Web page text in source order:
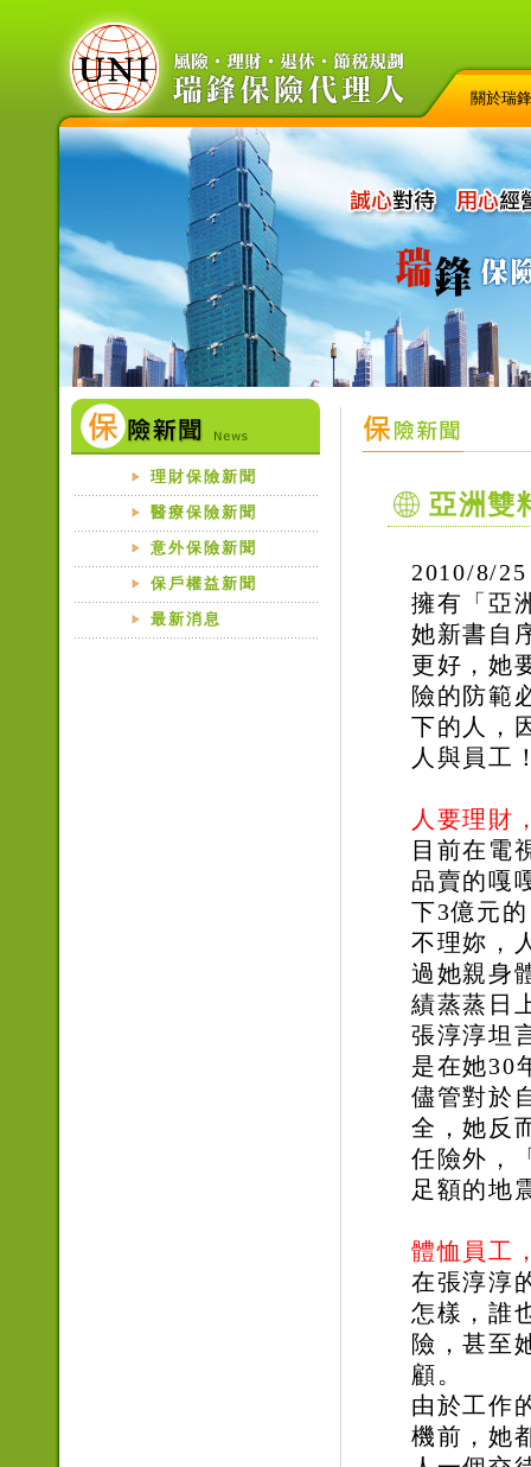
關於瑞鋒
理財保險新聞
醫療保險新聞
意外保險新聞
保戶權益新聞
最新消息
亞洲雙
2010/8/25
擁有「亞
她新書自
更好，她
險的防範
下的人，
人與員工
人要理財
目前在電
品賣的嘎
下3億元
不理妳，
過她親身
績蒸蒸日
張淳淳坦
是在她30
儘管對於
全，她反
任險外，
足額的地
體恤員工
在張淳淳
怎樣，誰
險，甚至
顧。
由於工作
機前，她